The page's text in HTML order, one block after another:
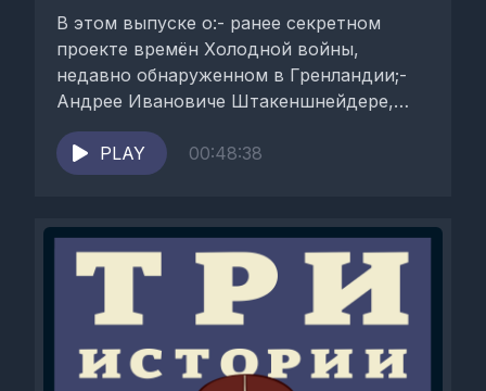
В этом выпуске о:- ранее секретном
проекте времён Холодной войны,
недавно обнаруженном в Гренландии;-
Андрее Ивановиче Штакеншнейдере,
архитекторе, создавшем шедевры в
Санкт-Петербурге, но неизвестном...
PLAY 00:48:38